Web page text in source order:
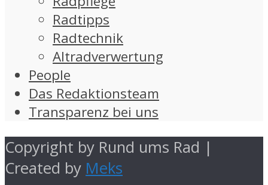
Radtipps
Radtechnik
Altradverwertung
People
Das Redaktionsteam
Transparenz bei uns
Copyright by Rund ums Rad |
Created by Meks